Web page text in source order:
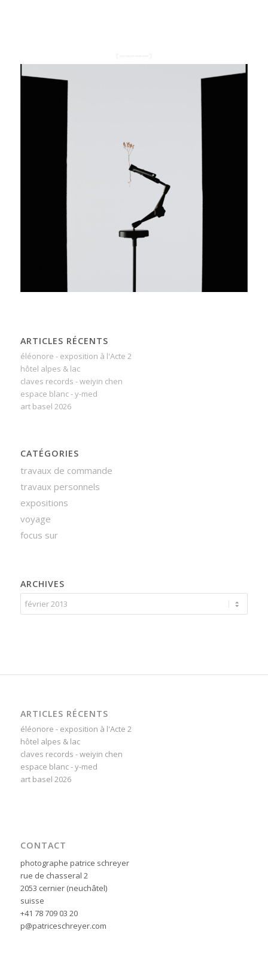
ARTICLES RÉCENTS
éléonore - exposition à l'Acte 2
hôtel alpes & lac
claves records - weiyin chen
espace blanc - y-med
art basel 2026
CATÉGORIES
travaux de commande
travaux personnels
expositions
voyage
focus sur
ARCHIVES
ARTICLES RÉCENTS
éléonore - exposition à l'Acte 2
hôtel alpes & lac
claves records - weiyin chen
espace blanc - y-med
art basel 2026
CONTACT
photographe patrice schreyer
rue de chasseral 2
2053 cernier (neuchâtel)
suisse
+41 78 709 03 20
p@patriceschreyer.com